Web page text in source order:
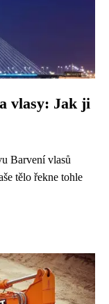
vlasy: Jak ji
Barvení vlasů
tělo řekne tohle